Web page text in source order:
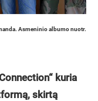
Asmeninio albumo nuotr.
kuria
skirtą